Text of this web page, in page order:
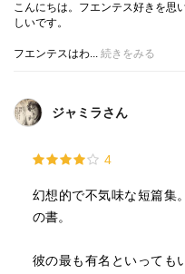
こんにちは。フエンテス好きを思
しいです。
フエンテスはわ... 続きをみる
ジャミラさん
4
幻想的で不気味な短篇集
の書。
彼の最も有名といっても